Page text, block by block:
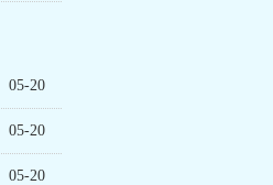
05-20
05-20
05-20